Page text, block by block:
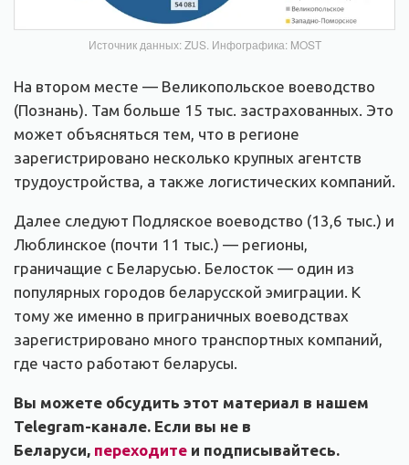
Источник данных: ZUS. Инфографика: MOST
На втором месте — Великопольское воеводство
(Познань). Там больше 15 тыс. застрахованных. Это
может объясняться тем, что в регионе
зарегистрировано несколько крупных агентств
трудоустройства, а также логистических компаний.
Далее следуют Подляское воеводство (13,6 тыс.) и
Люблинское (почти 11 тыс.) — регионы,
граничащие с Беларусью. Белосток — один из
популярных городов беларусской эмиграции. К
тому же именно в приграничных воеводствах
зарегистрировано много транспортных компаний,
где часто работают беларусы.
Вы можете обсудить этот материал в нашем
Telegram-канале. Если вы не в
Беларуси, переходите и подписывайтесь.